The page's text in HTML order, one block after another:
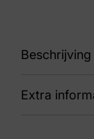
Beschrijving
88 183004
Extra